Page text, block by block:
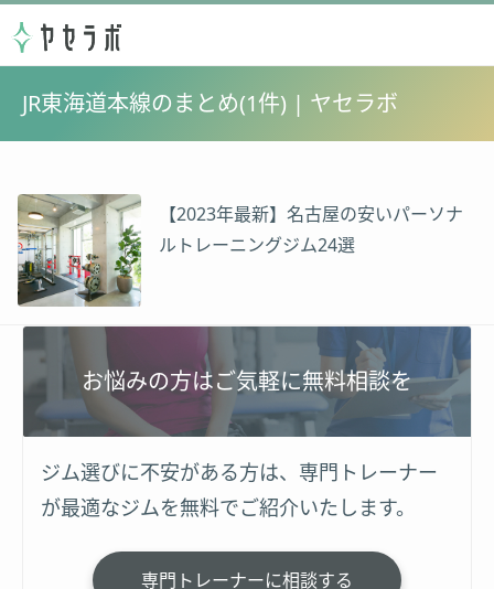
JR東海道本線のまとめ(1件) | ヤセラボ
【2023年最新】名古屋の安いパーソナ
ルトレーニングジム24選
お悩みの方はご気軽に無料相談を
ジム選びに不安がある方は、専門トレーナー
が最適なジムを無料でご紹介いたします。
専門トレーナーに相談する